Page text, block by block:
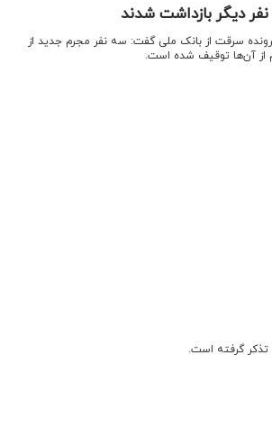
سرقت از بانک ملی گفت: سه نفر مجرم جدید از
از آن‌ها توقیف شده است.
تذکر گرفته است.